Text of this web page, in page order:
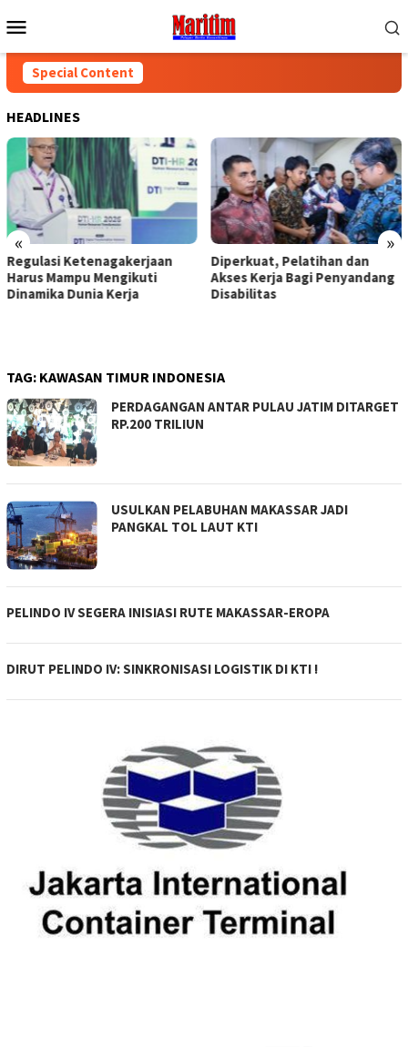
to
Menu
Special Content
HEADLINES
« »
Regulasi Ketenagakerjaan
Harus Mampu Mengikuti
Dinamika Dunia Kerja
Diperkuat, Pelatihan dan
Akses Kerja Bagi Penyandang
Disabilitas
TAG: KAWASAN TIMUR INDONESIA
PERDAGANGAN ANTAR PULAU JATIM DITARGET
RP.200 TRILIUN
USULKAN PELABUHAN MAKASSAR JADI
PANGKAL TOL LAUT KTI
PELINDO IV SEGERA INISIASI RUTE MAKASSAR-EROPA
DIRUT PELINDO IV: SINKRONISASI LOGISTIK DI KTI !